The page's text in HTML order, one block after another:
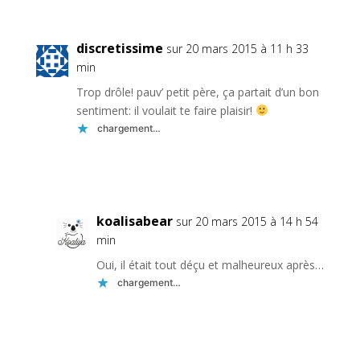
discretissime sur 20 mars 2015 à 11 h 33
min
Trop drôle! pauv’ petit père, ça partait d’un bon
sentiment: il voulait te faire plaisir!
chargement…
koalisabear sur 20 mars 2015 à 14 h 54
min
Oui, il était tout déçu et malheureux après…
chargement…